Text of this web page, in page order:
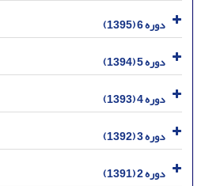
دوره 6 (1395)
دوره 5 (1394)
دوره 4 (1393)
دوره 3 (1392)
دوره 2 (1391)